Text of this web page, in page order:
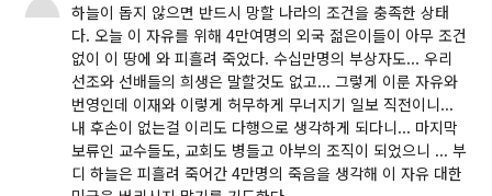
하늘이 돕지 않으면 반드시 망할 나라의 조건을 충족한 상태
다. 오늘 이 자유를 위해 4만여명의 외국 젊은이들이 아무 조건
없이 이 땅에 와 피흘려 죽었다. 수십만명의 부상자도... 우리
선조와 선배들의 희생은 말할것도 없고... 그렇게 이룬 자유와
번영인데 이재와 이렇게 허무하게 무너지기 일보 직전이니...
내 후손이 없는걸 이리도 다행으로 생각하게 되다니... 마지막
보류인 교수들도, 교회도 병들고 아부의 조직이 되었으니 ... 부
디 하늘은 피흘려 죽어간 4만명의 죽음을 생각해 이 자유 대한